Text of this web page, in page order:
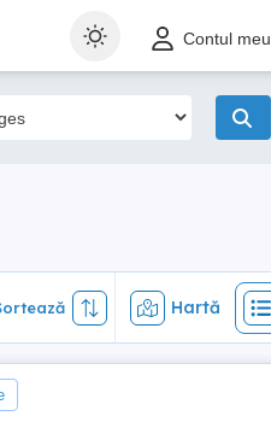
Contul meu
Hartă
Hartă